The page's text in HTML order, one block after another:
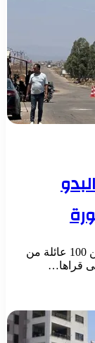
أفادت مصادر صحفية 14 أيلول، أن أكثر من 100 عائلة من
قراها…